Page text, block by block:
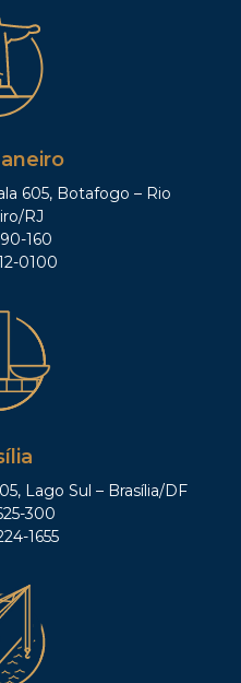
605, Botafogo – Rio
RJ
160
0100
Lago Sul – Brasília/DF
300
1655